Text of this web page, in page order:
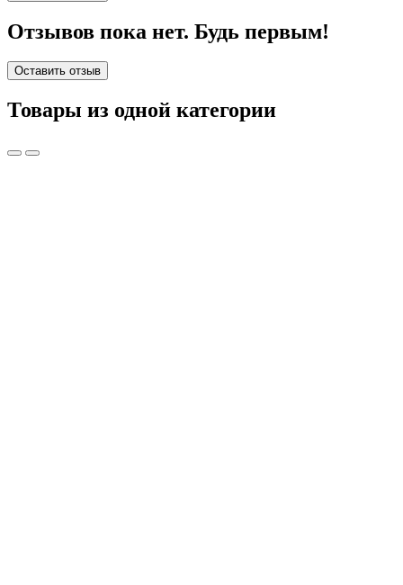
Отзывов пока нет. Будь первым!
Оставить отзыв
Товары из одной категории